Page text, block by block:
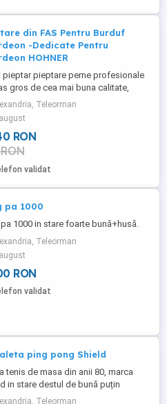
din FAS Pentru Burduf
-Dedicate Pentru
HOHNER
pieptar pieptare perne profesionale
gros de cea mai buna calitate,
- tesatura de provenienta
renumita pentru calitatea foarte
dedicate pentru protectie burduf
rezistente la transpiratie, care
totodata burduful
de lovituri, ...
Teleorman
RON
validat
pa 1000
1000 in stare foarte bună+husă.
Teleorman
RON
validat
ping pong Shield
tenis de masa din anii 80, marca
in stare destul de bună puțin
(raritate) + set 6 bile originale
Teleorman